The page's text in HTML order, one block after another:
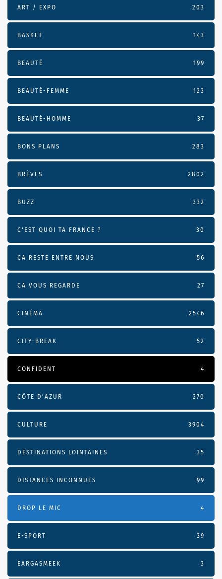
ART / EXPO 203
BASKET 143
BEAUTÉ 199
BEAUTÉ-FEMME 123
BEAUTÉ-HOMME 37
BONS PLANS 283
BRÈVES 2802
BUZZ 332
C'EST QUOI TA FRANCE ? 30
CA RESTE ENTRE NOUS 56
CA VOUS REGARDE 27
CINÉMA 2546
CITY-BREAK 52
CONFIDENT 4
CÔTE D’AZUR 270
CULTURE 3904
DESTINATIONS LOINTAINES 35
DISTANCES INCONNUES 99
DROP LE MIC 4
E-SPORT 39
EARGASMEEK 3